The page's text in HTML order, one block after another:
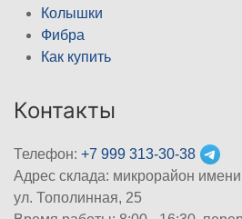
Колышки
Фибра
Как купить
Контакты
Телефон: +7 999 313-30-38
Адрес склада: микрорайон
ул. Тополинная, 25